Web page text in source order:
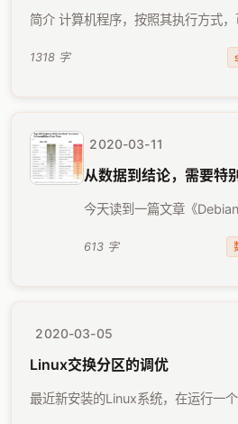
简介 计算机程序，按照其执行方式，
制格式后才能执行，这个翻译工具通
1318 字
2020-03-11
从数据到结论，需要特
今天读到一篇文章《
Years》。过去我们一直
613 字
2020-03-05
Linux交换分区的调优
最近新安装的Linux系统，在运行一